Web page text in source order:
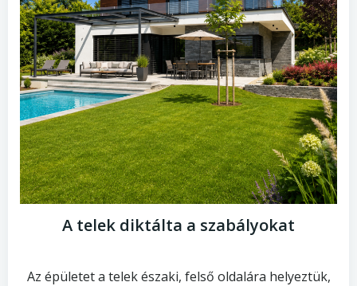
A telek diktálta a szabályokat
Az épületet a telek északi, felső oldalára helyeztük,